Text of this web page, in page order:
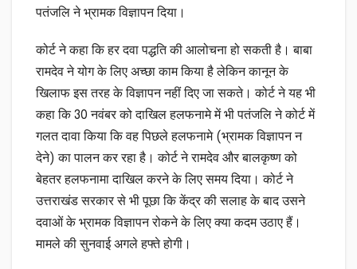
पतंजलि ने भ्रामक विज्ञापन दिया।
कोर्ट ने कहा कि हर दवा पद्धति की आलोचना हो सकती है। बाबा
रामदेव ने योग के लिए अच्छा काम किया है लेकिन कानून के
खिलाफ इस तरह के विज्ञापन नहीं दिए जा सकते। कोर्ट ने यह भी
कहा कि 30 नवंबर को दाखिल हलफनामे में भी पतंजलि ने कोर्ट में
गलत दावा किया कि वह पिछले हलफनामे (भ्रामक विज्ञापन न
देने) का पालन कर रहा है। कोर्ट ने रामदेव और बालकृष्ण को
बेहतर हलफनामा दाखिल करने के लिए समय दिया। कोर्ट ने
उत्तराखंड सरकार से भी पूछा कि केंद्र की सलाह के बाद उसने
दवाओं के भ्रामक विज्ञापन रोकने के लिए क्या कदम उठाए हैं।
मामले की सुनवाई अगले हफ्ते होगी।